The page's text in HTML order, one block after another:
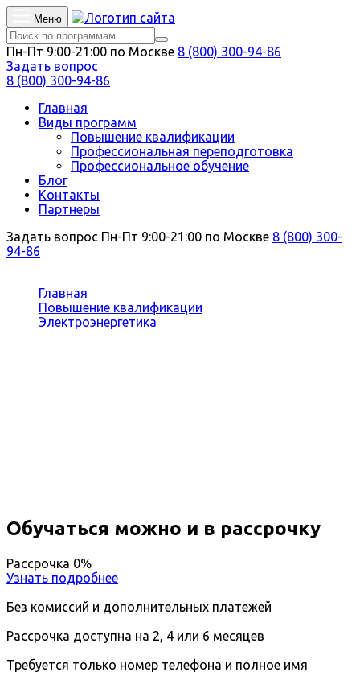
Меню
Пн-Пт 9:00-21:00 по Москве 8 (800) 300-94-86
Задать вопрос
8 (800) 300-94-86
Главная
Виды программ
Повышение квалификации
Профессиональная переподготовка
Профессиональное обучение
Блог
Контакты
Партнеры
Задать вопрос Пн-Пт 9:00-21:00 по Москве 8 (800) 300-
94-86
Главная
Повышение квалификации
Электроэнергетика
Обучаться можно и в рассрочку
Рассрочка 0%
Узнать подробнее
Без комиссий и дополнительных платежей
Рассрочка доступна на 2, 4 или 6 месяцев
Требуется только номер телефона и полное имя